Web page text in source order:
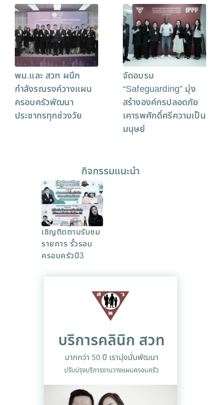
พม.และ สวท ผนึก
กำลังรณรงค์วางแผน
ครอบครัวพัฒนา
ประชากรทุกช่วงวัย
จัดอบรม
“Safeguarding” มุ่ง
สร้างองค์กรปลอดภัย
เคารพศักดิ์ศรีความเป็น
มนุษย์
กิจกรรมแนะนำ
เชิญติดตามรับชม
รายการ รั้วรอบ
ครอบครัวปี3